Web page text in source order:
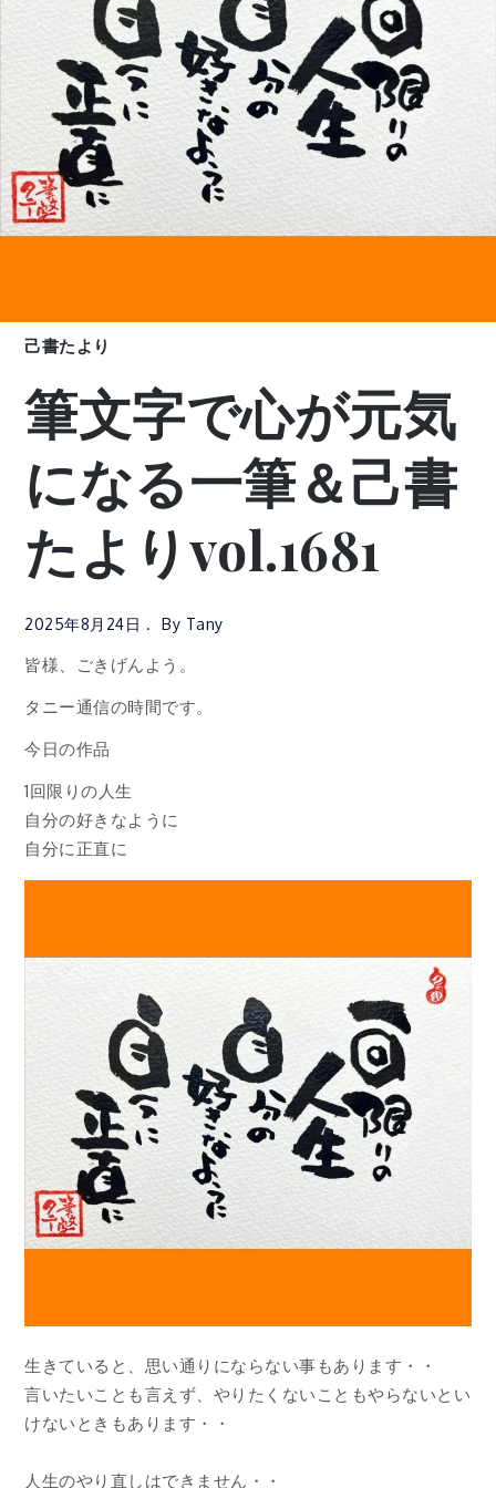
己書たより
筆文字で心が元気
になる一筆＆己書
たよりvol.1681
2025年8月24日 By Tany
皆様、ごきげんよう。
タニー通信の時間です。
今日の作品
1回限りの人生
自分の好きなように
自分に正直に
生きていると、思い通りにならない事もあります・・
言いたいことも言えず、やりたくないこともやらないとい
けないときもあります・・
人生のやり直しはできません・・